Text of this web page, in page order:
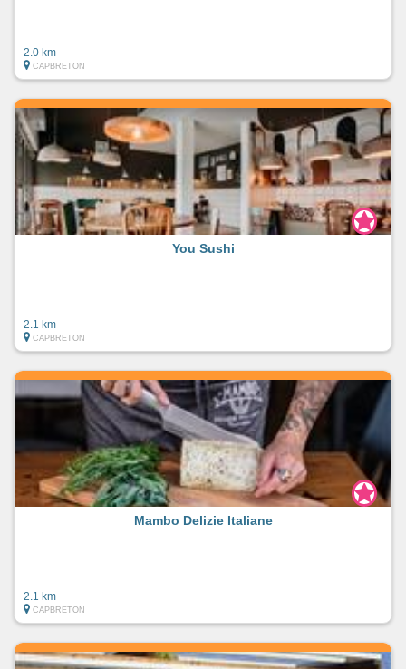
2.0 km
CAPBRETON
You Sushi
2.1 km
CAPBRETON
Mambo Delizie Italiane
2.1 km
CAPBRETON